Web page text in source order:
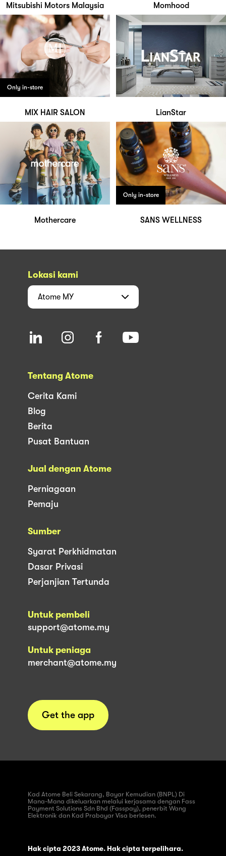
Mitsubishi Motors Malaysia Momhood
Only in-store
MIX HAIR SALON LianStar
Mothercare
Only in-store
SANS WELLNESS
Lokasi kami
Atome MY
Tentang Atome
Cerita Kami
Blog
Berita
Pusat Bantuan
Jual dengan Atome
Perniagaan
Pemaju
Sumber
Syarat Perkhidmatan
Dasar Privasi
Perjanjian Tertunda
Untuk pembeli
support@atome.my
Untuk peniaga
merchant@atome.my
Get the app
Kad Atome Beli Sekarang, Bayar Kemudian (BNPL) Di
Mana-Mana dikeluarkan melalui kerjasama dengan Fass
Payment Solutions Sdn Bhd (Fasspay), penerbit Wang
Elektronik dan Kad Prabayar Visa berlesen.
Hak cipta 2023 Atome. Hak cipta terpelihara.